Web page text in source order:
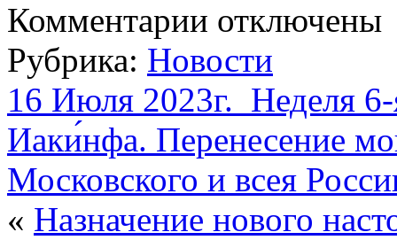
Комментарии записи
акафиста
Казанскому
образу
Пресвятой
Богородицы
отключены
Рубрика: Новости
16 Июля 2023г. Неделя
Иаки́нфа. Перенесение
Московского и всея
« Назначение нового